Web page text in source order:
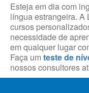
Esteja em dia com
língua estrangeira. A
cursos
necessidade de
em qualquer lugar
Faça um teste de
nossos consultores